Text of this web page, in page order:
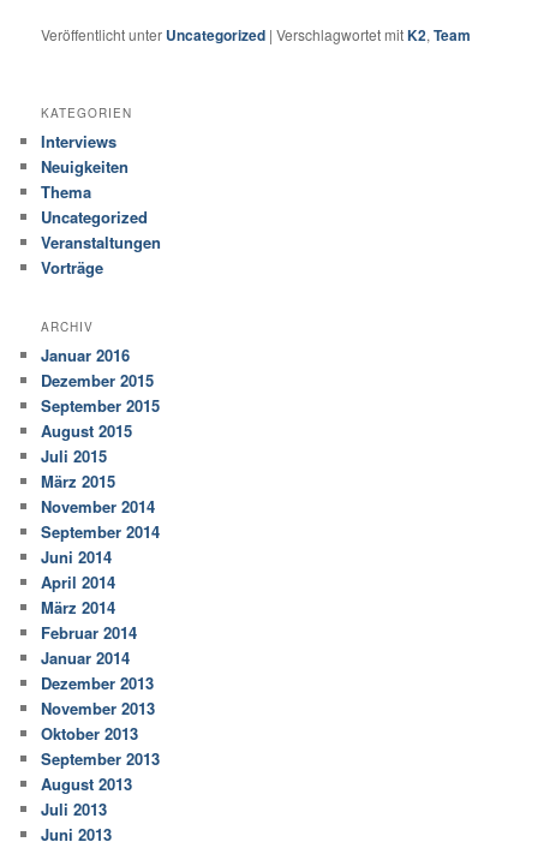
Veröffentlicht unter Uncategorized |Verschlagwortet mitK2,Team
KATEGORIEN
Interviews
Neuigkeiten
Thema
Uncategorized
Veranstaltungen
Vorträge
ARCHIV
Januar 2016
Dezember 2015
September 2015
August 2015
Juli 2015
März 2015
November 2014
September 2014
Juni 2014
April 2014
März 2014
Februar 2014
Januar 2014
Dezember 2013
November 2013
Oktober 2013
September 2013
August 2013
Juli 2013
Juni 2013